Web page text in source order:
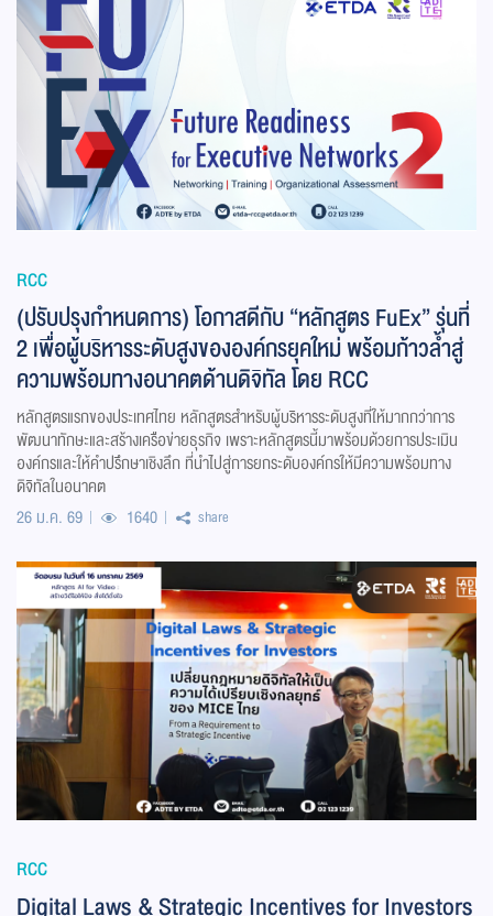
RCC
(ปรับปรุงกำหนดการ) โอกาสดีกับ “หลักสูตร FuEx” รุ่นที่
2 เพื่อผู้บริหารระดับสูงขององค์กรยุคใหม่ พร้อมก้าวล้ำสู่
ความพร้อมทางอนาคตด้านดิจิทัล โดย RCC
หลักสูตรแรกของประเทศไทย หลักสูตรสำหรับผู้บริหารระดับสูงที่ให้มากกว่าการ
พัฒนาทักษะและสร้างเครือข่ายธุรกิจ เพราะหลักสูตรนี้มาพร้อมด้วยการประเมิน
องค์กรและให้คำปรึกษาเชิงลึก ที่นำไปสู่การยกระดับองค์กรให้มีความพร้อมทาง
ดิจิทัลในอนาคต
26 ม.ค. 69
1640 share
RCC
Digital Laws & Strategic Incentives for Investors